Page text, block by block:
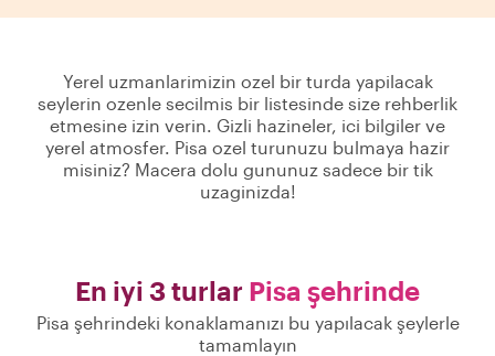
Yerel uzmanlarimizin ozel bir turda yapilacak
seylerin ozenle secilmis bir listesinde size rehberlik
etmesine izin verin. Gizli hazineler, ici bilgiler ve
yerel atmosfer. Pisa ozel turunuzu bulmaya hazir
misiniz? Macera dolu gununuz sadece bir tik
uzaginizda!
En iyi 3 turlar Pisa şehrinde
Pisa şehrindeki konaklamanızı bu yapılacak şeylerle
tamamlayın